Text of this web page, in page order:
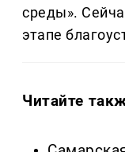
среды».
этапе
Читайте